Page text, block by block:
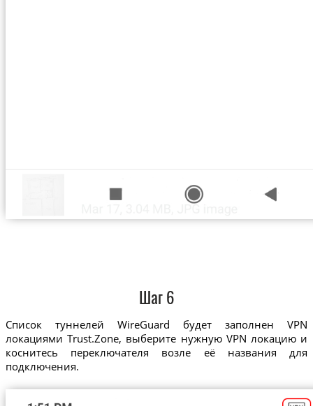
Шаг 6
Список туннелей WireGuard будет заполнен VPN
локациями Trust.Zone, выберите нужную VPN локацию и
коснитесь переключателя возле её названия для
подключения.